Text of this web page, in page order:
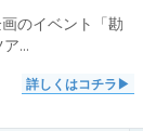
のイベント「勘
...
詳しくはコチラ